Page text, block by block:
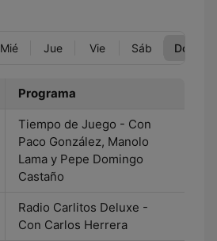
Mié Jue Vie Sáb Dom
Programa
Tiempo de Juego - Con
Paco González, Manolo
Lama y Pepe Domingo
Castaño
Radio Carlitos Deluxe -
Con Carlos Herrera